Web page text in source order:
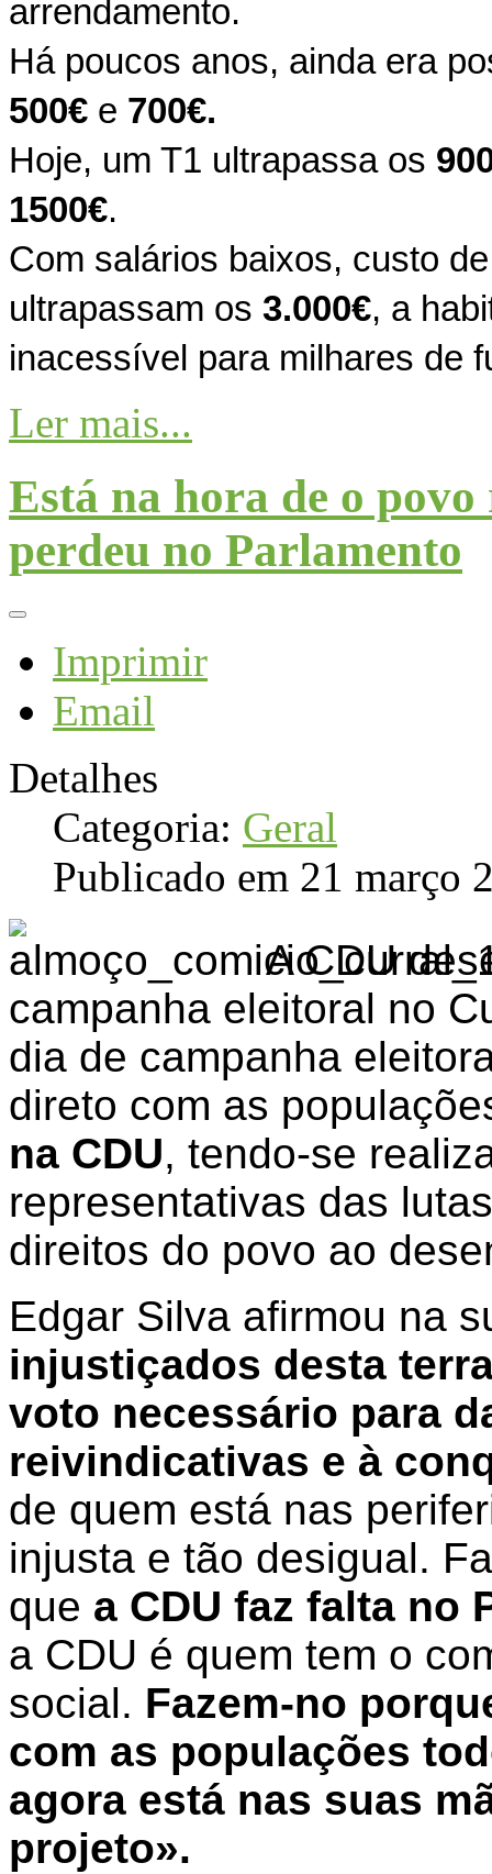
arrendamento.
Há poucos anos, ainda era
500€ e 700€.
Hoje, um T1 ultrapassa os
1500€.
Com salários baixos, custo
ultrapassam os 3.000€, a
inacessível para milhares de
Ler mais...
Está na hora de o
perdeu no Parlamento
Imprimir
Email
Detalhes
Categoria: Geral
Publicado em 21 março
A CDU
campanha eleitoral no
dia de campanha
direto com as
na CDU, tendo-se
representativas das
direitos do povo ao
Edgar Silva afirmou na
injustiçados desta
voto necessário para
reivindicativas e à
de quem está nas
injusta e tão desigual.
que a CDU faz falta no
a CDU é quem tem o
social. Fazem-no
com as populações
agora está nas suas
projeto».